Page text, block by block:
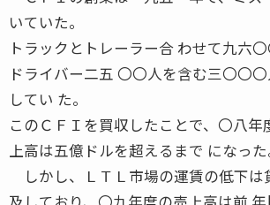
いていた。
トラックとトレーラー合 わせて九六〇
ドライバー二五 〇〇人を含む三〇〇
してい た。
このＣＦＩを買収したことで、〇八年
上高は五億ドルを超えるまで になった
しかし、ＬＴＬ市場の運賃の低下は